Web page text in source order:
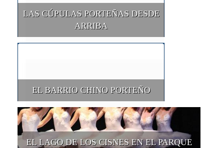
LAS CÚPULAS PORTEÑAS DESDE
ARRIBA
EL BARRIO CHINO PORTEÑO
EL LAGO DE LOS CISNES EN EL PARQUE